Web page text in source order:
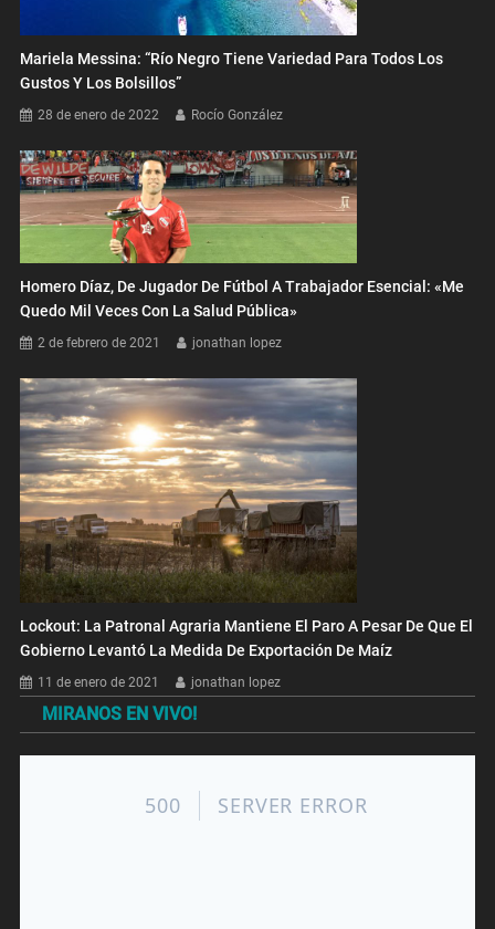
Mariela Messina: “Río Negro Tiene Variedad Para Todos Los
Gustos Y Los Bolsillos”
28 de enero de 2022 Rocío González
Homero Díaz, De Jugador De Fútbol A Trabajador Esencial: «Me
Quedo Mil Veces Con La Salud Pública»
2 de febrero de 2021 jonathan lopez
Lockout: La Patronal Agraria Mantiene El Paro A Pesar De Que El
Gobierno Levantó La Medida De Exportación De Maíz
11 de enero de 2021 jonathan lopez
MIRANOS EN VIVO!